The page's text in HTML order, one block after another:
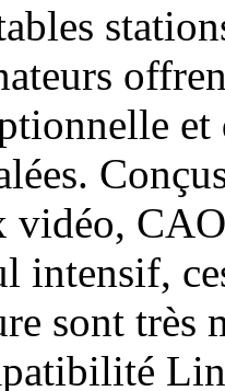
et
vidéo,
intensif,
sont très